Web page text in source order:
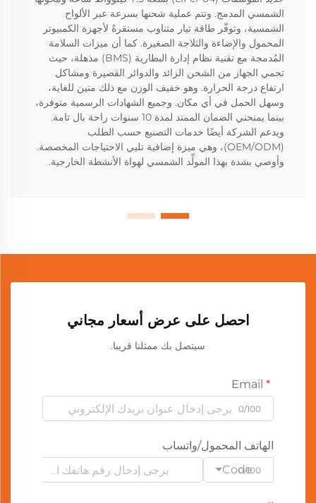
الشمسي المدمج. وتتم عملية شحنها بسرعة عبر الألواح
الشمسية، وتوفّر طاقة تيار متناوب مستقرةً لأجهزة الكمبيوتر
المحمول والإضاءة والثلاجة الصغيرة. كما أن ميزات السلامة
المُدمجة مع تقنية نظام إدارة البطارية (BMS) مذهلة، حيث
تحمي الجهاز من الشحن الزائد والدوائر القصيرة ومشاكل
ارتفاع درجة الحرارة. وهو خفيف الوزن مع ذلك متين للغاية،
وسهل الحمل في أي مكان. وجميع الشهادات الرسمية متوفرة،
بينما يمنحني الضمان الممتد لمدة 10 سنوات راحة بال تامة.
ويدعم الشركة أيضًا خدمات التصنيع حسب الطلب
(OEM/ODM)، وهي ميزة إضافية تلبي الاحتياجات المخصصة.
وأوصي بشدة بهذا المولِّد الشمسي لهواة الأنشطة الخارجية.
احصل على عرض أسعار مجاني
سيتصل بك ممثلنا قريبا.
0/100
الهاتف المحمول/واتساب
Code
0/100